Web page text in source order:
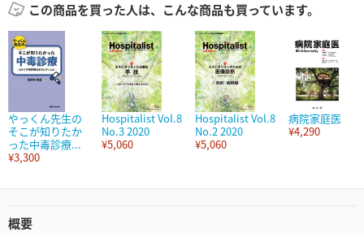
この商品を買った人は、こんな商品も買っています。
やっくん先生の
そこが知りたか
った中毒診療...
¥3,300
Hospitalist Vol.8
No.3 2020
¥5,060
Hospitalist Vol.8
No.2 2020
¥5,060
病院家庭医
¥4,290
概要